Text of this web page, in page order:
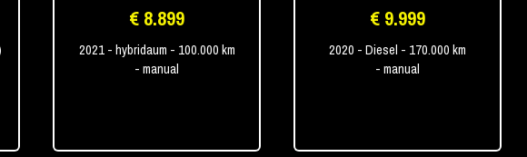
€ 8.899
2021 - hybridaum - 100.000 km
- manual
€ 9.999
2020 - Diesel - 170.000 km
- manual